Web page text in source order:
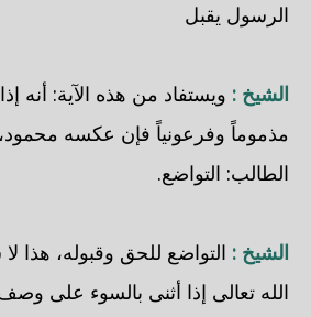
الرسول يقبل
الشيخ : ويستفاد من هذه الآية: أنه
مذموماً وفرعونياً فإن عكسه
الطالب: التواضع.
الشيخ : التواضع للحق وقبوله، هذا
الله تعالى إذا أثنى بالسوء على